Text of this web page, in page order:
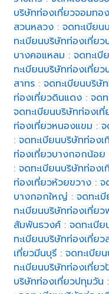
บริษัทท่องเที่ยวจอมทอง
สวนหลวง :จดทะเบีย
ทะเบียนบริษัทท่องเที่ยว
บางคอแหลม :จดทะเ
ทะเบียนบริษัทท่องเที่ยว
สาทร :จดทะเบียนบริษั
ท่องเที่ยวดินแดง :จด
จดทะเบียนบริษัทท่องเ
ท่องเที่ยวหนองแขม :
:จดทะเบียนบริษัทท่อง
ท่องเที่ยวบางกอกน้อย
:จดทะเบียนบริษัทท่อง
ท่องเที่ยวห้วยขวาง :จ
บางกอกใหญ่ :จดทะเ
ทะเบียนบริษัทท่องเที่ย
สัมพันธวงศ์ :จดทะเบี
ทะเบียนบริษัทท่องเที่ยว
เที่ยวมีนบุรี :จดทะเบีย
ทะเบียนบริษัทท่องเที่ย
บริษัทท่องเที่ยวปทุมวัน